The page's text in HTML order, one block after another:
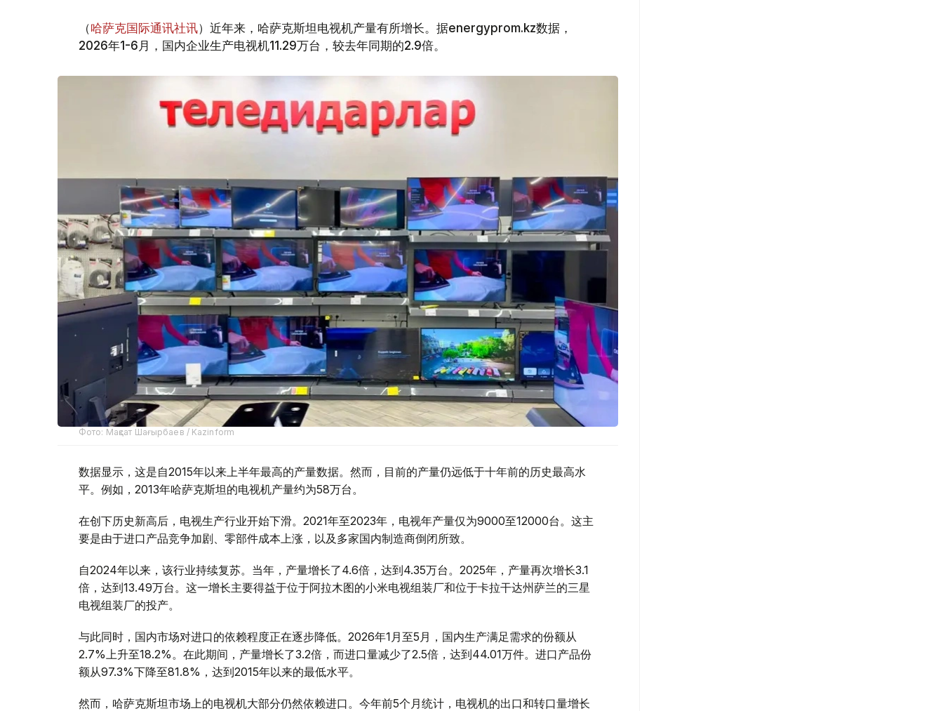
（哈萨克国际通讯社讯）近年来，哈萨克斯坦电视机产量有所增长。据energyprom.kz数据，
2026年1-6月，国内企业生产电视机11.29万台，较去年同期的2.9倍。
Фото: Мақсат Шағырбаев / Kazinform
数据显示，这是自2015年以来上半年最高的产量数据。然而，目前的产量仍远低于十年前的历史最高水
平。例如，2013年哈萨克斯坦的电视机产量约为58万台。
在创下历史新高后，电视生产行业开始下滑。2021年至2023年，电视年产量仅为9000至12000台。这主
要是由于进口产品竞争加剧、零部件成本上涨，以及多家国内制造商倒闭所致。
自2024年以来，该行业持续复苏。当年，产量增长了4.6倍，达到4.35万台。2025年，产量再次增长3.1
倍，达到13.49万台。这一增长主要得益于位于阿拉木图的小米电视组装厂和位于卡拉干达州萨兰的三星
电视组装厂的投产。
与此同时，国内市场对进口的依赖程度正在逐步降低。2026年1月至5月，国内生产满足需求的份额从
2.7%上升至18.2%。在此期间，产量增长了3.2倍，而进口量减少了2.5倍，达到44.01万件。进口产品份
额从97.3%下降至81.8%，达到2015年以来的最低水平。
然而，哈萨克斯坦市场上的电视机大部分仍然依赖进口。今年前5个月统计，电视机的出口和转口量增长